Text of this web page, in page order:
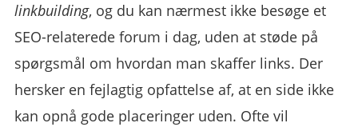
linkbuilding, og du kan nærmest ikke besøge et
SEO-relaterede forum i dag, uden at støde på
spørgsmål om hvordan man skaffer links. Der
hersker en fejlagtig opfattelse af, at en side ikke
kan opnå gode placeringer uden. Ofte vil